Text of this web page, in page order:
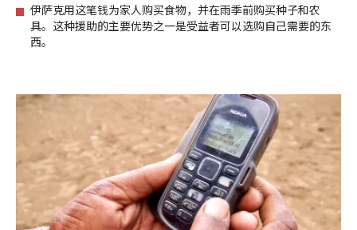
伊萨克用这笔钱为家人购买食物，并在雨季前购买种子和农
具。这种援助的主要优势之一是受益者可以选购自己需要的东
西。